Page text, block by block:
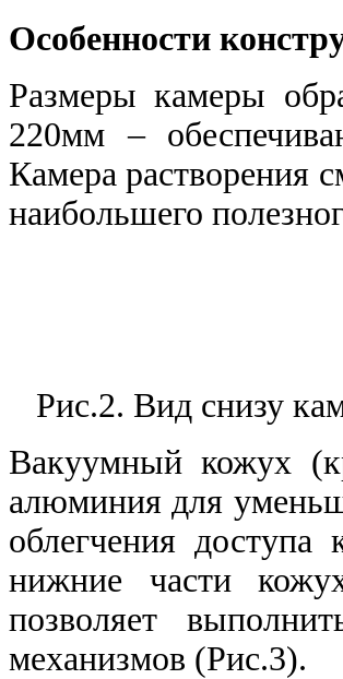
Особенности
Размеры камеры
220мм –
Камера растворения
наибольшего
Рис.2. Вид снизу
Вакуумный кожух
алюминия для
облегчения
нижние части
позволяет
механизмов (Рис.3).